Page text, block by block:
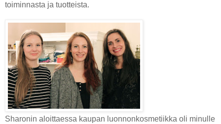
toiminnasta ja tuotteista.
Sharonin aloittaessa kaupan luonnonkosmetiikka oli minulle